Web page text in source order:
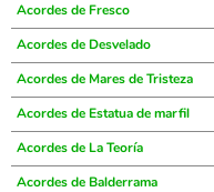
Acordes de Fresco
Acordes de Desvelado
Acordes de Mares de Tristeza
Acordes de Estatua de marfil
Acordes de La Teoría
Acordes de Balderrama